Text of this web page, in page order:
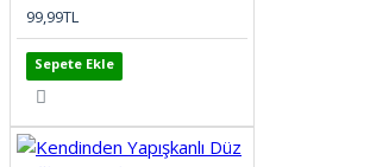
99,99TL
Sepete Ekle